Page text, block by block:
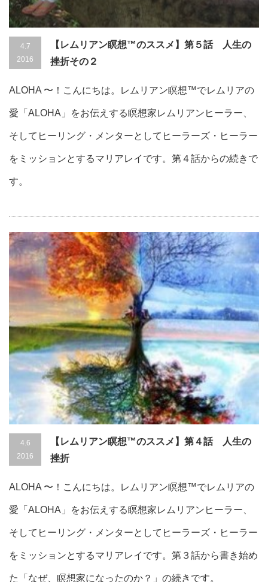
4.7
2016
【レムリアン瞑想™のススメ】第５話 人生の
挫折その２
ALOHA 〜！こんにちは。レムリアン瞑想™でレムリアの
愛「ALOHA」をお伝えする瞑想家レムリアンヒーラー、
そしてヒーリング・メンターとしてヒーラーズ・ヒーラー
をミッションとするマリアレイです。第４話からの続きで
す。
4.6
2016
【レムリアン瞑想™のススメ】第４話 人生の
挫折
ALOHA 〜！こんにちは。レムリアン瞑想™でレムリアの
愛「ALOHA」をお伝えする瞑想家レムリアンヒーラー、
そしてヒーリング・メンターとしてヒーラーズ・ヒーラー
をミッションとするマリアレイです。第３話から書き始め
た「なぜ、瞑想家になったのか？」の続きです。